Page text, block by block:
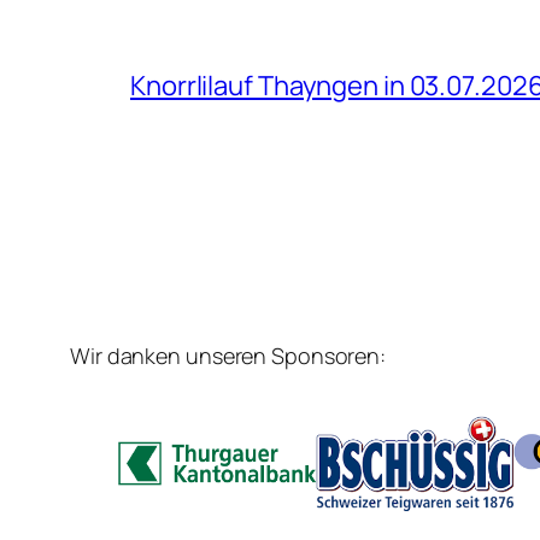
Knorrlilauf Thayngen in
Wir danken unseren Sponsoren: